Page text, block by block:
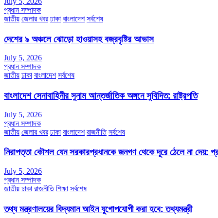
প্রধান সম্পাদক
জাতীয় জেলার খবর ঢাকা বাংলাদেশ সর্বশেষ
দেশের ৯ অঞ্চলে ঝোড়ো হাওয়াসহ বজ্রবৃষ্টির আভাস
July 5, 2026
প্রধান সম্পাদক
জাতীয় ঢাকা বাংলাদেশ সর্বশেষ
বাংলাদেশ সেনাবাহিনীর সুনাম আন্তর্জাতিক অঙ্গনে সুবিদিত: রাষ্ট্রপতি
July 5, 2026
প্রধান সম্পাদক
জাতীয় জেলার খবর ঢাকা বাংলাদেশ রাজনীতি সর্বশেষ
নিরাপত্তা কৌশল যেন সরকারপ্রধানকে জনগণ থেকে দূরে ঠেলে না দেয়:
July 5, 2026
প্রধান সম্পাদক
জাতীয় ঢাকা রাজনীতি শিক্ষা সর্বশেষ
তথ্য মন্ত্রণালয়ের বিদ্যমান আইন যুগোপযোগী করা হবে: তথ্যমন্ত্রী